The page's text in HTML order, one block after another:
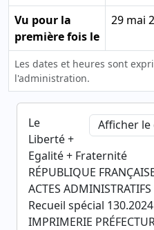
Vu pour la
première fois le
29 mai
Les dates et heures sont
l'administration.
Afficher le
Le
Liberté +
Egalité + Fraternité
RÉPUBLIQUE
ACTES ADMINISTRATIFS
Recueil spécial
IMPRIMERIE